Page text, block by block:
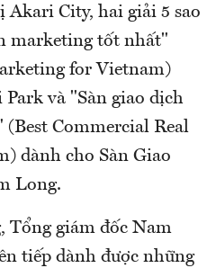
City, hai giải 5 sao
marketing tốt nhất"
for Vietnam)
và "Sàn giao dịch
Commercial Real
dành cho Sàn Giao
Long.
Tổng giám đốc Nam
tiếp dành được những